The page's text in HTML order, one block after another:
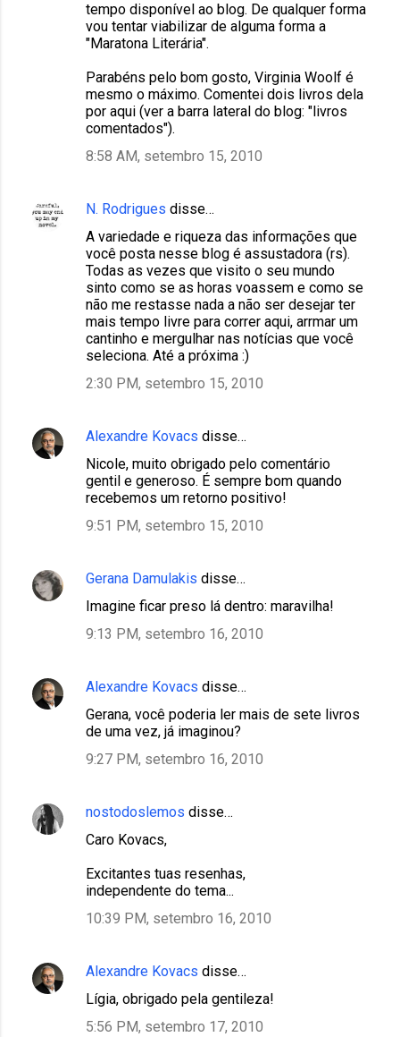
tempo disponível ao blog. De qualquer forma
vou tentar viabilizar de alguma forma a
"Maratona Literária".
Parabéns pelo bom gosto, Virginia Woolf é
mesmo o máximo. Comentei dois livros dela
por aqui (ver a barra lateral do blog: "livros
comentados").
8:58 AM, setembro 15, 2010
N. Rodrigues disse…
A variedade e riqueza das informações que
você posta nesse blog é assustadora (rs).
Todas as vezes que visito o seu mundo
sinto como se as horas voassem e como se
não me restasse nada a não ser desejar ter
mais tempo livre para correr aqui, arrmar um
cantinho e mergulhar nas notícias que você
seleciona. Até a próxima :)
2:30 PM, setembro 15, 2010
Alexandre Kovacs disse…
Nicole, muito obrigado pelo comentário
gentil e generoso. É sempre bom quando
recebemos um retorno positivo!
9:51 PM, setembro 15, 2010
Gerana Damulakis disse…
Imagine ficar preso lá dentro: maravilha!
9:13 PM, setembro 16, 2010
Alexandre Kovacs disse…
Gerana, você poderia ler mais de sete livros
de uma vez, já imaginou?
9:27 PM, setembro 16, 2010
nostodoslemos disse…
Caro Kovacs,
Excitantes tuas resenhas,
independente do tema...
10:39 PM, setembro 16, 2010
Alexandre Kovacs disse…
Lígia, obrigado pela gentileza!
5:56 PM, setembro 17, 2010